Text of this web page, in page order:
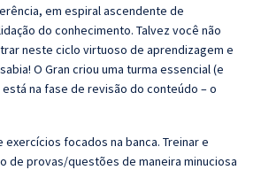
em espiral ascendente de
do conhecimento. Talvez você não
neste ciclo virtuoso de aprendizagem e
O Gran criou uma turma essencial (e
na fase de revisão do conteúdo – o
exercícios focados na banca. Treinar e
de provas/questões de maneira minuciosa